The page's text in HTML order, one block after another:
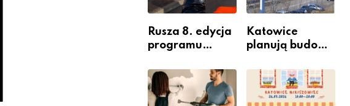
Rusza 8. edycja
programu
Miastem
Fachowców” –
nabór dla
Katowice
planują budowę
przesiadkoweg
o w Podlesiu